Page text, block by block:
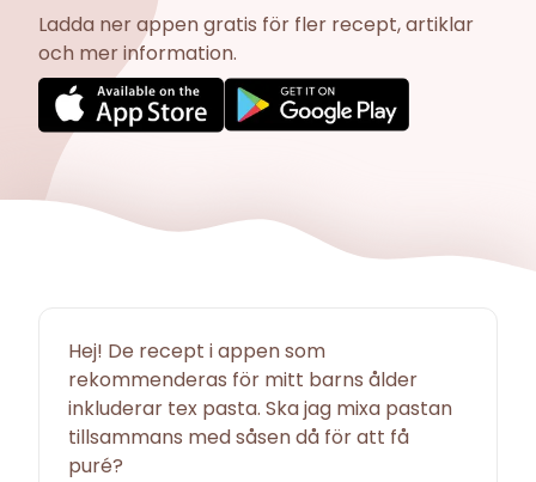
Ladda ner appen gratis för fler recept, artiklar
och mer information.
Hej! De recept i appen som
rekommenderas för mitt barns ålder
inkluderar tex pasta. Ska jag mixa pastan
tillsammans med såsen då för att få
puré?